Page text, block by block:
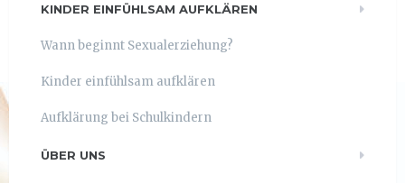
KINDER EINFÜHLSAM AUFKLÄREN
Wann beginnt Sexualerziehung?
Kinder einfühlsam aufklären
Aufklärung bei Schulkindern
ÜBER UNS